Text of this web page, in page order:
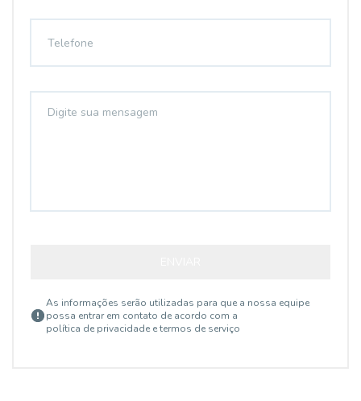
As informações serão utilizadas para que a nossa equipe
possa entrar em contato de acordo com a
política de privacidade e termos de serviço